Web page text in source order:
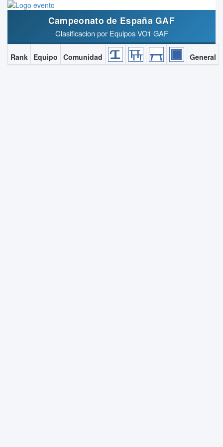
Campeonato de España GAF
Clasificacion por Equipos VO1 GAF
Rank Equipo Comunidad General